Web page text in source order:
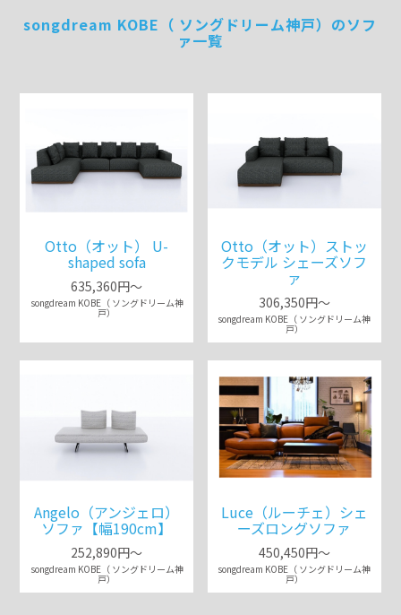
songdream KOBE（ ソングドリーム神戸）のソフ
ァ一覧
Otto（オット） U-
shaped sofa
635,360円～
songdream KOBE（ ソングドリーム神
戸）
Otto（オット）ストッ
クモデル シェーズソフ
ァ
306,350円～
songdream KOBE（ ソングドリーム神
戸）
Angelo（アンジェロ）
ソファ【幅190cm】
252,890円～
songdream KOBE（ ソングドリーム神
戸）
Luce（ルーチェ）シェ
ーズロングソファ
450,450円～
songdream KOBE（ ソングドリーム神
戸）